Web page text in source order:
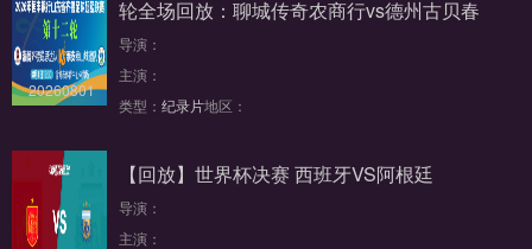
20260801
轮全场回放：聊城传奇农商行vs德州古贝春
导演：
主演：
类型： 纪录片地区：
【回放】世界杯决赛 西班牙VS阿根廷
导演：
主演：